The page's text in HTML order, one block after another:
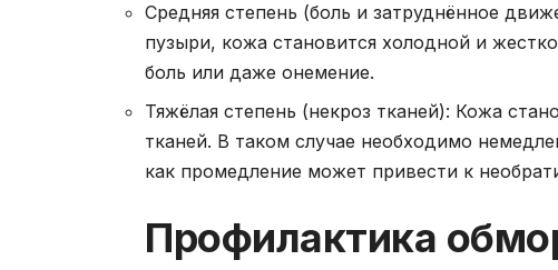
Средняя степень (боль и затруднённое
пузыри, кожа становится холодной и
боль или даже онемение.
Тяжёлая степень (некроз тканей): Кожа
тканей. В таком случае необходимо
как промедление может привести к
Профилактика